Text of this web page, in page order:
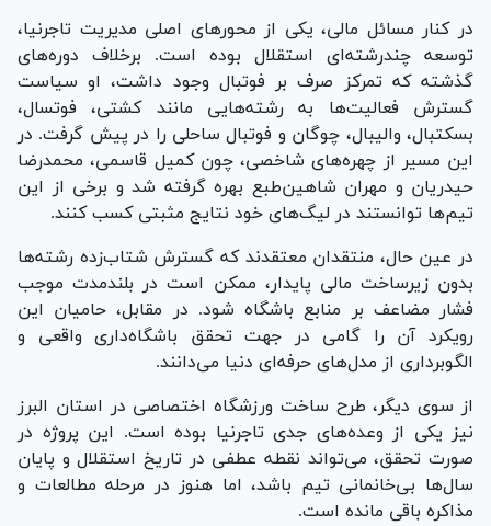
در کنار مسائل مالی، یکی از محور‌های اصلی مدیریت تاجرنیا،
توسعه چندرشته‌ای استقلال بوده است. برخلاف دوره‌های
گذشته که تمرکز صرف بر فوتبال وجود داشت، او سیاست
گسترش فعالیت‌ها به رشته‌هایی مانند کشتی، فوتسال،
بسکتبال، والیبال، چوگان و فوتبال ساحلی را در پیش گرفت. در
این مسیر از چهره‌های شاخصی، چون کمیل قاسمی، محمدرضا
حیدریان و مهران شاهین‌طبع بهره گرفته شد و برخی از این
تیم‌ها توانستند در لیگ‌های خود نتایج مثبتی کسب کنند.
در عین حال، منتقدان معتقدند که گسترش شتاب‌زده رشته‌ها
بدون زیرساخت مالی پایدار، ممکن است در بلندمدت موجب
فشار مضاعف بر منابع باشگاه شود. در مقابل، حامیان این
رویکرد آن را گامی در جهت تحقق باشگاه‌داری واقعی و
الگوبرداری از مدل‌های حرفه‌ای دنیا می‌دانند.
از سوی دیگر، طرح ساخت ورزشگاه اختصاصی در استان البرز
نیز یکی از وعده‌های جدی تاجرنیا بوده است. این پروژه در
صورت تحقق، می‌تواند نقطه عطفی در تاریخ استقلال و پایان
سال‌ها بی‌خانمانی تیم باشد، اما هنوز در مرحله مطالعات و
مذاکره باقی مانده است.